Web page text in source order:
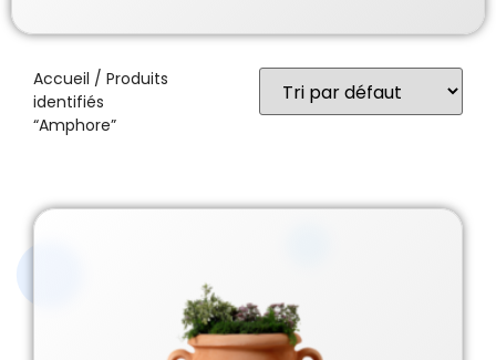
Accueil / Produits
identifiés
“Amphore”